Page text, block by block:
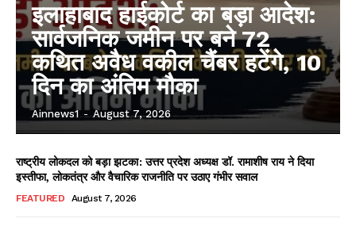
इलाहाबाद हाईकोर्ट का बड़ा आदेश:
सार्वजनिक जमीन पर बने 72
कथित अवैध वकील चैंबर हटेंगे, 10
दिन का अंतिम मौका
Ainnews1 - August 7, 2026
राष्ट्रीय लोकदल को बड़ा झटका: उत्तर प्रदेश अध्यक्ष डॉ. रामाशीष राय ने दिया
इस्तीफा, लोकतंत्र और वैचारिक राजनीति पर उठाए गंभीर सवाल
FEATURED August 7, 2026